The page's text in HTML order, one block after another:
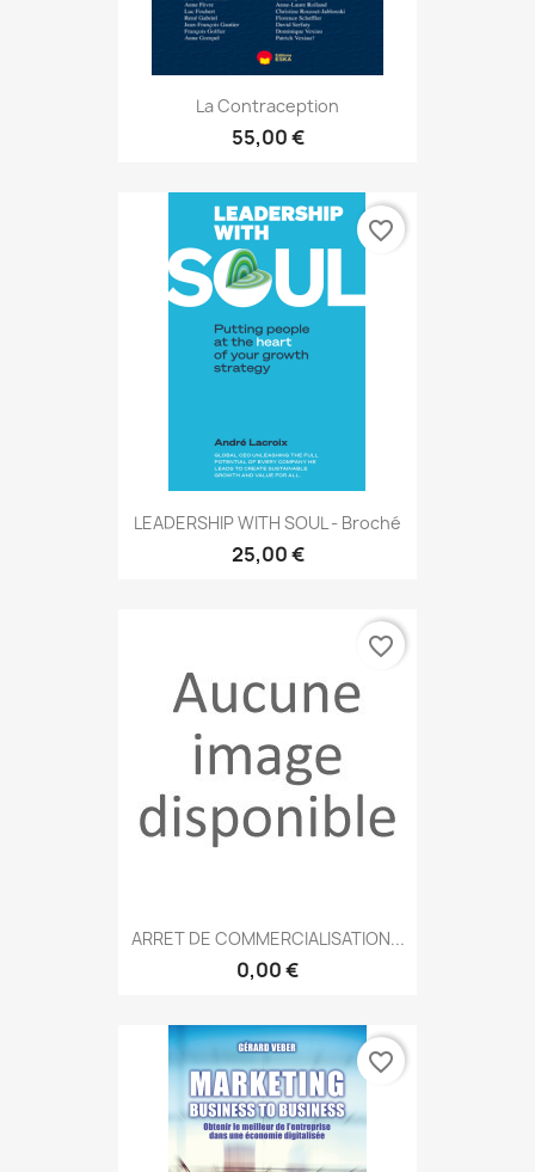
La Contraception
55,00 €
LEADERSHIP WITH SOUL - Broché
25,00 €
favorite_border
ARRET DE COMMERCIALISATION...
0,00 €
favorite_border
favorite_border